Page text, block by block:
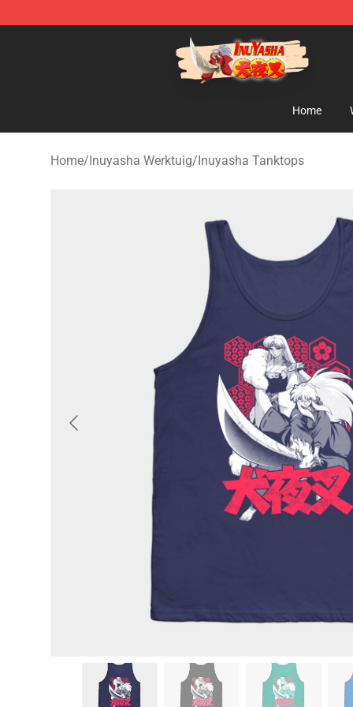
Inuyasha Store - Official Inuyasha Merchandise Shop
Home
Home/Inuyasha Werktuig/Inuyasha Tanktops